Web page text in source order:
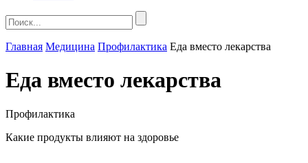
Главная Медицина Профилактика Еда вместо лекарства
Еда вместо лекарства
Профилактика
Какие продукты влияют на здоровье